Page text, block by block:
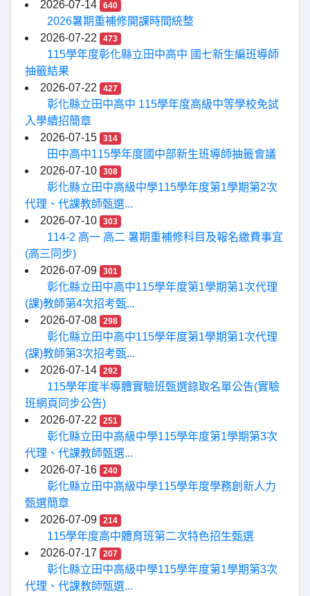
2026-07-14 640
2026暑期重補修開課時間統整
2026-07-22
473
115學年度彰化縣立田中高中 國七新生編班導師
抽籤結果
2026-07-22
427
彰化縣立田中高中 115學年度高級中等學校免試
入學續招簡章
2026-07-15
314
田中高中115學年度國中部新生班導師抽籤會議
2026-07-10
308
彰化縣立田中高級中學115學年度第1學期第2次
代理、代課教師甄選...
2026-07-10
303
114-2 高一 高二 暑期重補修科目及報名繳費事宜
(高三同步)
2026-07-09
301
彰化縣立田中高中115學年度第1學期第1次代理
(課)教師第4次招考甄...
2026-07-08
298
彰化縣立田中高中115學年度第1學期第1次代理
(課)教師第3次招考甄...
2026-07-14
292
115學年度半導體實驗班甄選錄取名單公告(實驗
班網頁同步公告)
2026-07-22
251
彰化縣立田中高級中學115學年度第1學期第3次
代理、代課教師甄選...
2026-07-16
240
彰化縣立田中高級中學115學年度學務創新人力
甄選簡章
2026-07-09
214
115學年度高中體育班第二次特色招生甄選
2026-07-17
207
彰化縣立田中高級中學115學年度第1學期第3次
代理、代課教師甄選...